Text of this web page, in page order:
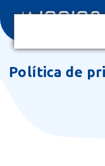
Política de